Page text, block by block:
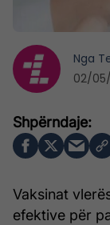
Vaksinat
efektive për
Nga
02/